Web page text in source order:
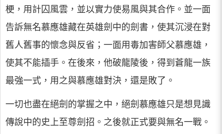
梗，用計囚風雲，並以實力使易風與其合作。並一面
告訴無名慕應雄藏在英雄劍中的劍書，使其沉浸在對
舊人舊事的懷念與反省；一面用毒加害師父慕應雄，
使其不能插手。在後來，他破龍陵後，得到蒼龍一族
最強一式，用之與慕應雄對決，還是敗了。
一切也盡在絕劍的掌握之中，絕劍慕應雄只是想見識
傳說中的史上至尊劍招。之後就正式要與無名一戰。